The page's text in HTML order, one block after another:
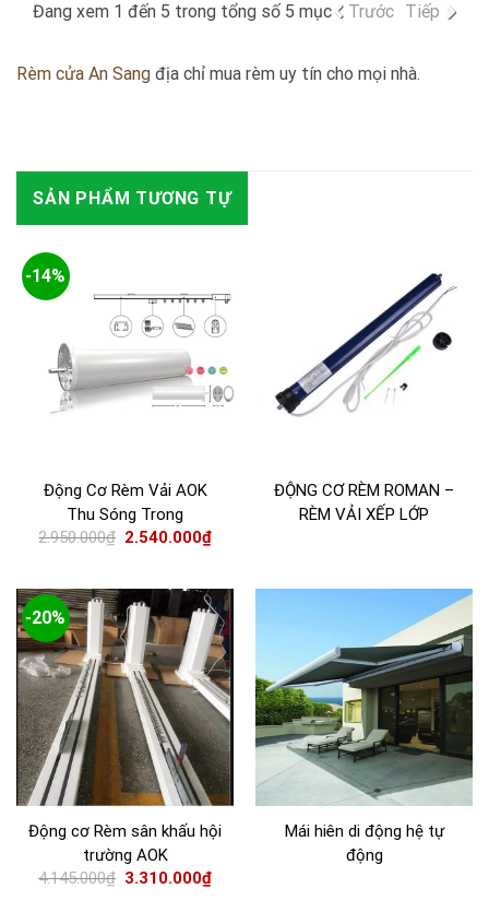
Đang xem 1 đến 5 trong tổng số 5 mục Trước Tiếp
Rèm cửa An Sang địa chỉ mua rèm uy tín cho mọi nhà.
SẢN PHẨM TƯƠNG TỰ
-14%
Động Cơ Rèm Vải AOK
Thu Sóng Trong
2.950.000₫ 2.540.000₫
ĐỘNG CƠ RÈM ROMAN –
RÈM VẢI XẾP LỚP
-20%
Động cơ Rèm sân khấu hội
trường AOK
4.145.000₫ 3.310.000₫
Mái hiên di động hệ tự
động